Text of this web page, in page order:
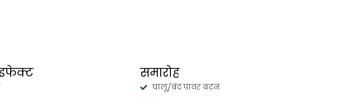
इफेक्ट समारोह
चालू/बंद पावर बटन